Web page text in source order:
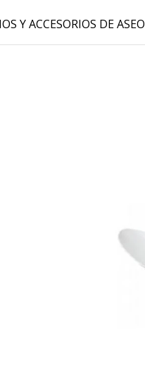
Y ACCESORIOS DE ASEO